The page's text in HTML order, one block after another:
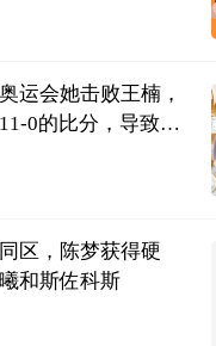
运会她击败王楠，
0的比分，导致最
区，陈梦获得硬
和斯佐科斯